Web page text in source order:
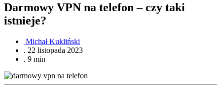
Darmowy VPN na telefon – czy taki
istnieje?
Michał Kukliński
. 22 listopada 2023
. 9 min